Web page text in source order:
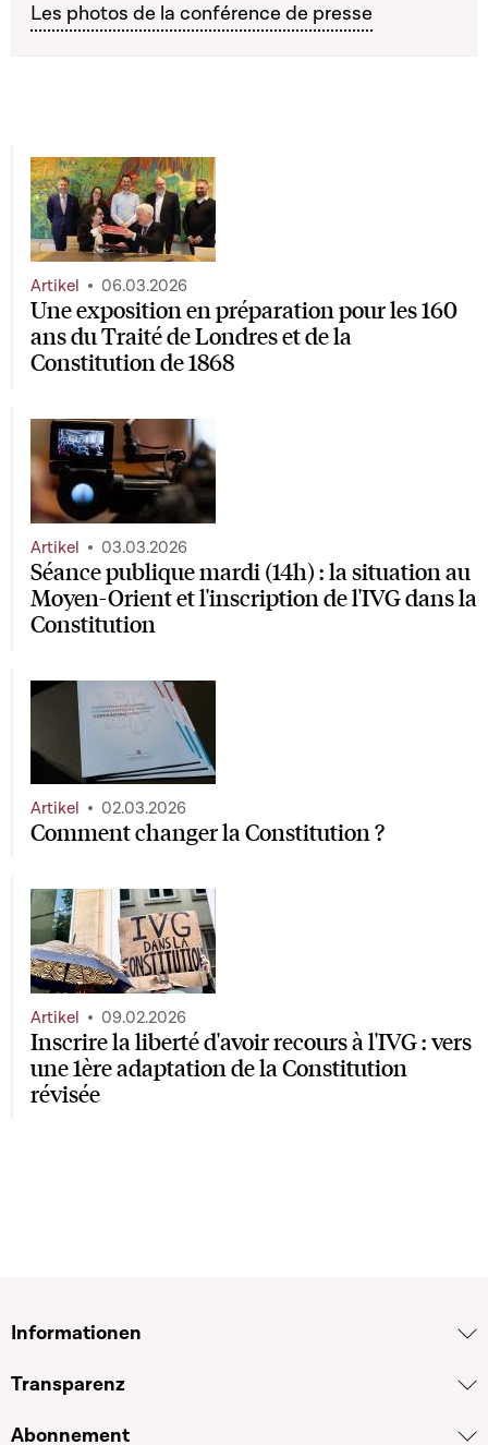
Les photos de la conférence de presse
Une exposition en préparation pour les 160
ans du Traité de Londres et de la
Constitution de 1868
Artikel 06.03.2026
Séance publique mardi (14h) : la situation au
Moyen-Orient et l'inscription de l'IVG dans la
Constitution
Artikel 03.03.2026
Comment changer la Constitution ?
Artikel 02.03.2026
Inscrire la liberté d'avoir recours à l'IVG : vers
une 1ère adaptation de la Constitution
révisée
Artikel 09.02.2026
Informationen
Transparenz
Abonnement